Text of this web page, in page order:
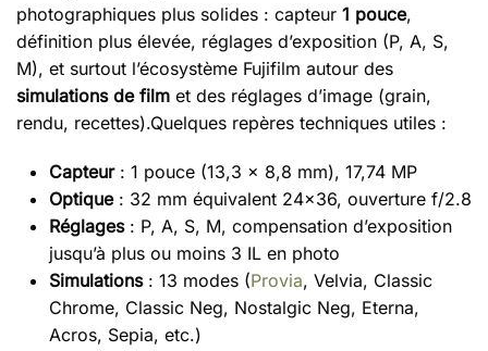
photographiques plus solides : capteur 1 pouce,
définition plus élevée, réglages d’exposition (P, A, S,
M), et surtout l’écosystème Fujifilm autour des
simulations de film et des réglages d’image (grain,
rendu, recettes).Quelques repères techniques utiles :
Capteur: 1 pouce (13,3 x 8,8 mm), 17,74 MP
Optique: 32 mm équivalent 24x36, ouverture f/2.8
Réglages: P, A, S, M, compensation d’exposition
jusqu’à plus ou moins 3 IL en photo
Simulations: 13 modes (Provia, Velvia, Classic
Chrome, Classic Neg, Nostalgic Neg, Eterna,
Acros, Sepia, etc.)